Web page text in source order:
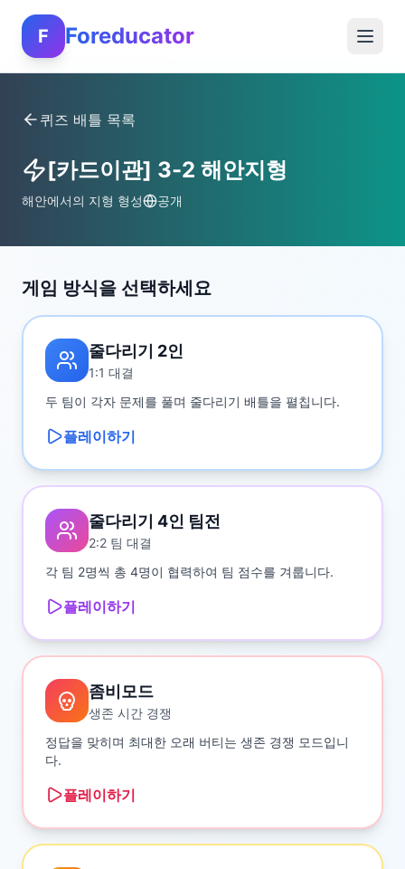
F Foreducator
퀴즈 배틀 목록
[카드이관] 3-2 해안지형
해안에서의 지형 형성 공개
게임 방식을 선택하세요
줄다리기 2인
1:1 대결
두 팀이 각자 문제를 풀며 줄다리기 배틀을 펼칩니다.
플레이하기
줄다리기 4인 팀전
2:2 팀 대결
각 팀 2명씩 총 4명이 협력하여 팀 점수를 겨룹니다.
플레이하기
좀비모드
생존 시간 경쟁
정답을 맞히며 최대한 오래 버티는 생존 경쟁 모드입니
다.
플레이하기